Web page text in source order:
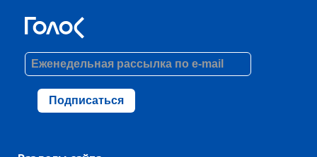
Подписаться